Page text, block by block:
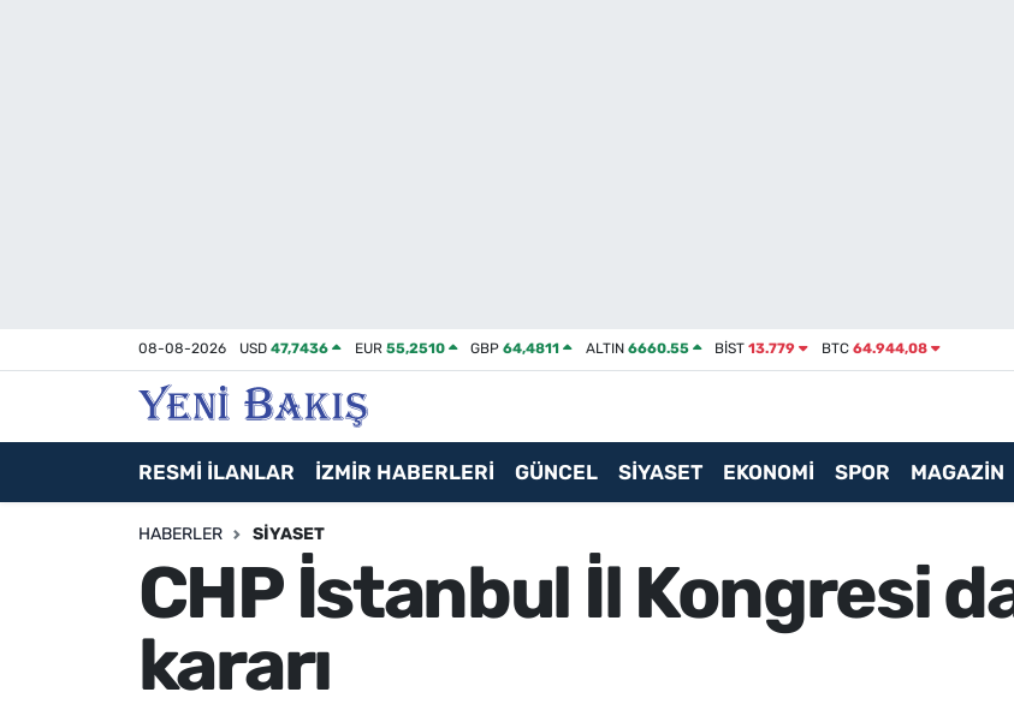
08-08-2026 USD47,7436 EUR 55,2510 GBP64,4811 ALTIN 6660.55 BİST13.779 BTC 64.944,08
RESMİ İLANLAR İZMİR HABERLERİ GÜNCEL SİYASET EKONOMİ SPOR MAGAZİN
HABERLER SIYASET
CHP İstanbul İl Kongresi
kararı
Asayiş / Polis-Adliye
Magazin
İletişim